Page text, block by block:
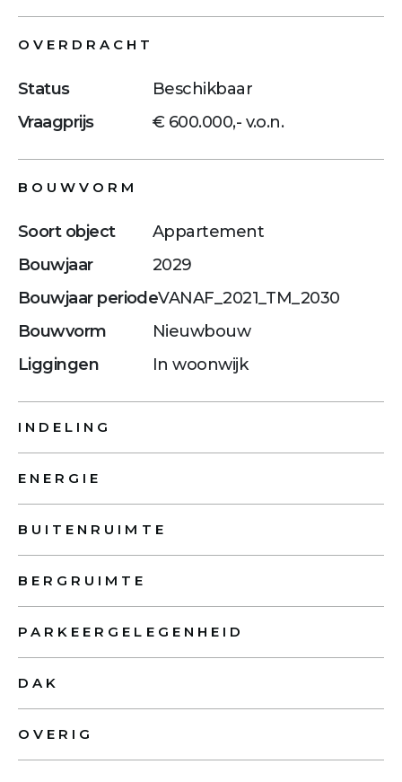
OVERDRACHT
Status
Beschikbaar
Vraagprijs
€ 600.000,- v.o.n.
BOUWVORM
Soort object
Appartement
Bouwjaar
2029
Bouwjaar periodeVANAF_2021_TM_2030
Bouwvorm
Nieuwbouw
Liggingen
In woonwijk
INDELING
ENERGIE
BUITENRUIMTE
BERGRUIMTE
PARKEERGELEGENHEID
DAK
OVERIG